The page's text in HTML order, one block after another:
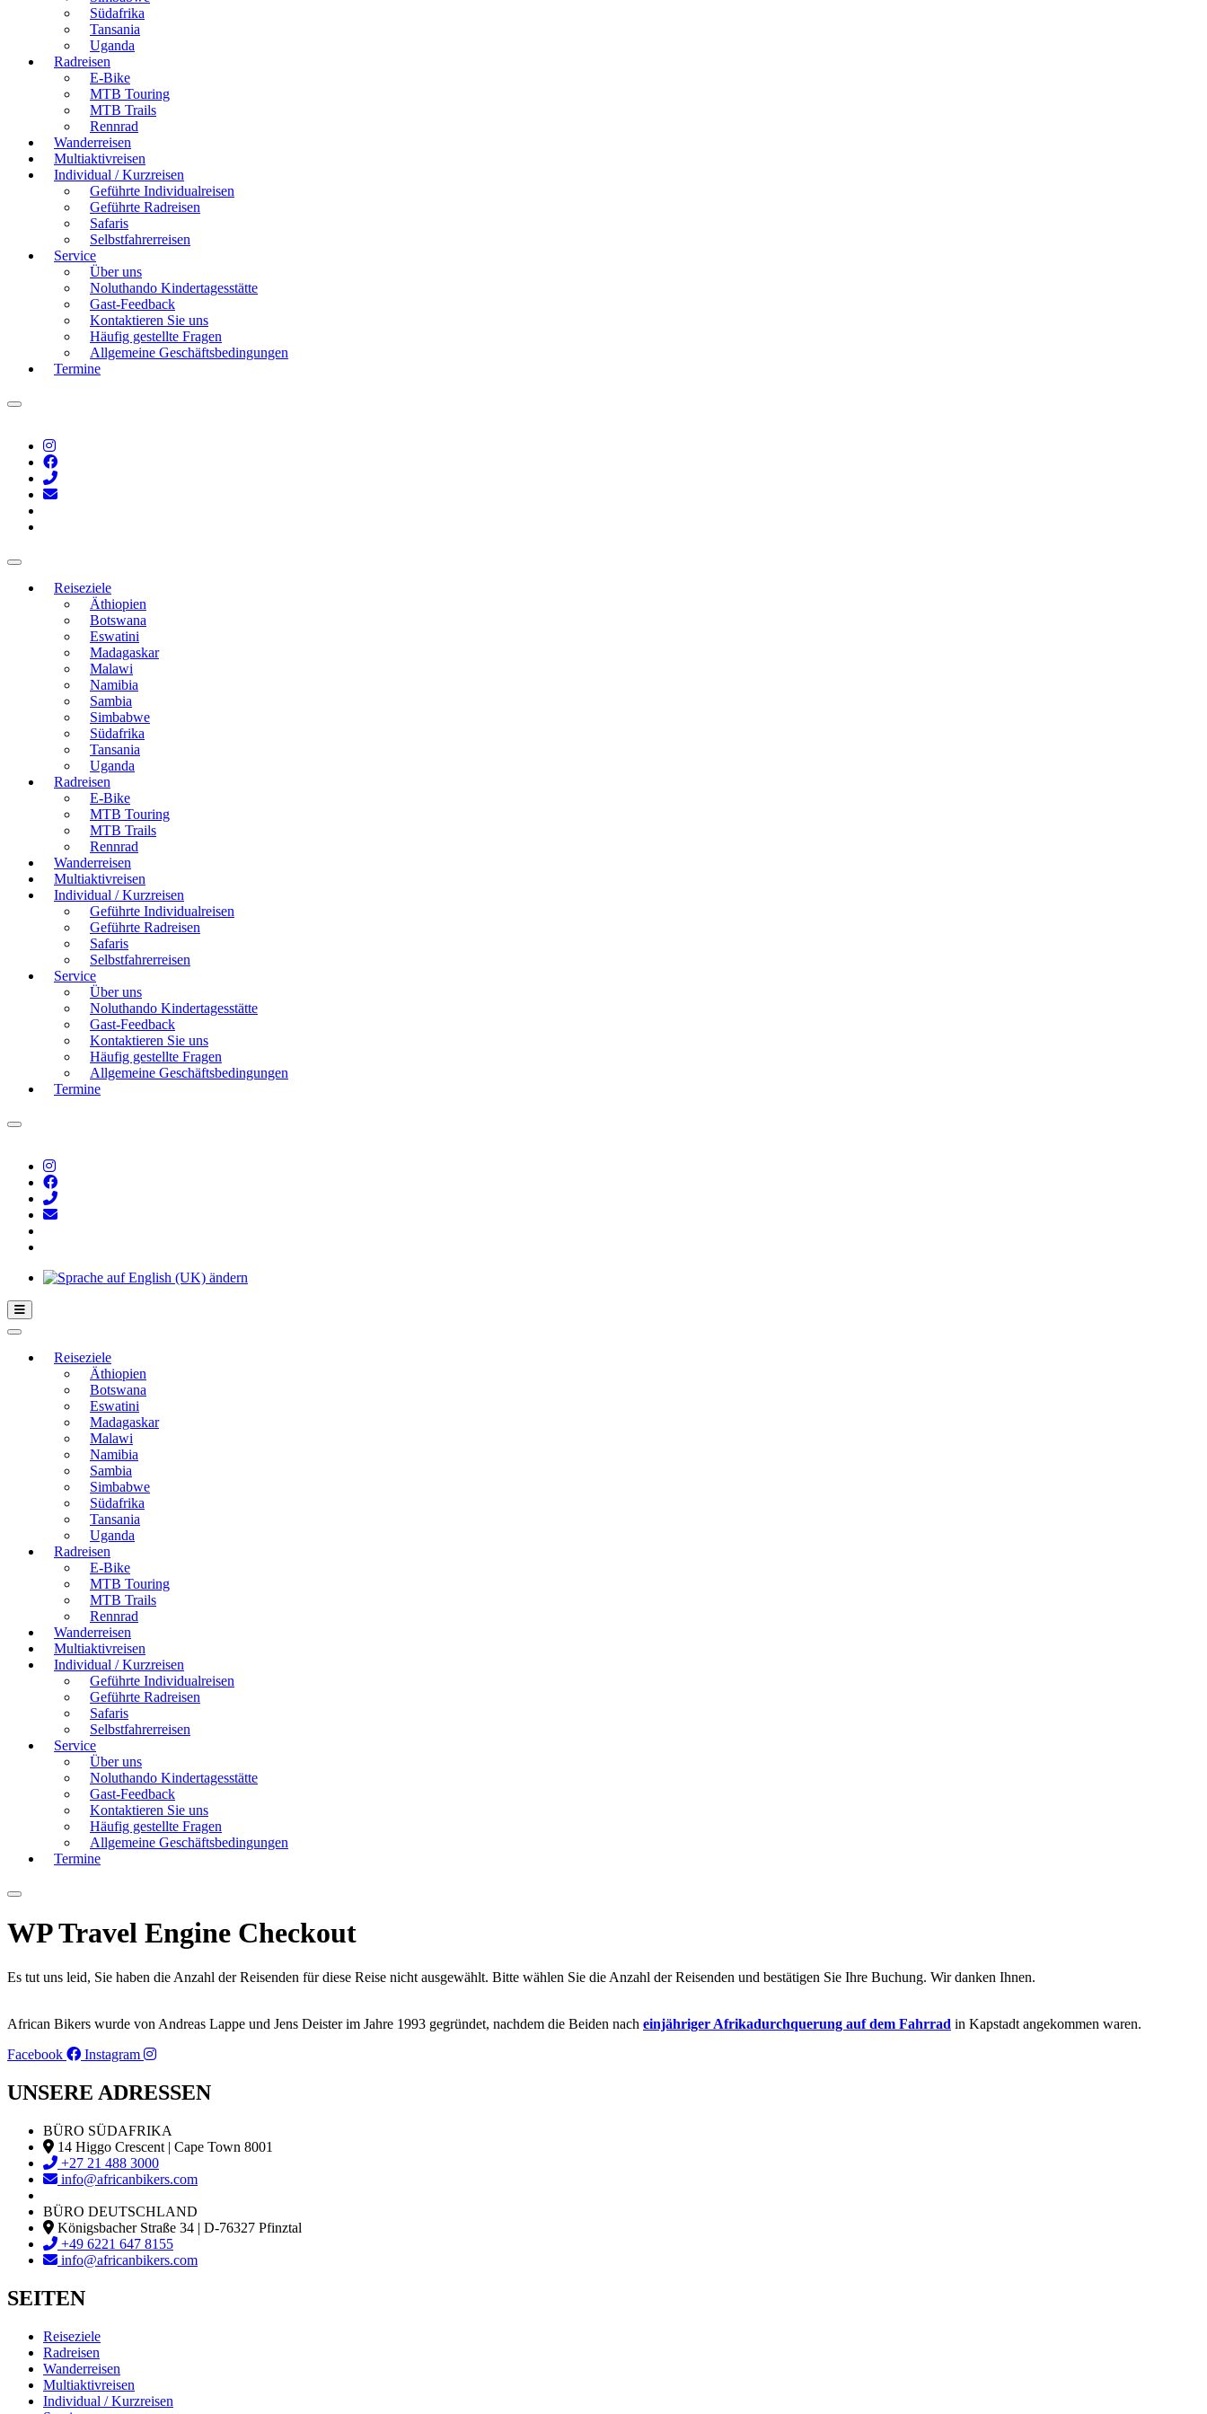
Südafrika
Tansania
Uganda
Radreisen
E-Bike
MTB Touring
MTB Trails
Rennrad
Wanderreisen
Multiaktivreisen
Individual / Kurzreisen
Geführte Individualreisen
Geführte Radreisen
Safaris
Selbstfahrerreisen
Service
Über uns
Noluthando Kindertagesstätte
Gast-Feedback
Kontaktieren Sie uns
Häufig gestellte Fragen
Allgemeine Geschäftsbedingungen
Termine
Reiseziele
Äthiopien
Botswana
Eswatini
Madagaskar
Malawi
Namibia
Sambia
Simbabwe
Südafrika
Tansania
Uganda
Radreisen
E-Bike
MTB Touring
MTB Trails
Rennrad
Wanderreisen
Multiaktivreisen
Individual / Kurzreisen
Geführte Individualreisen
Geführte Radreisen
Safaris
Selbstfahrerreisen
Service
Über uns
Noluthando Kindertagesstätte
Gast-Feedback
Kontaktieren Sie uns
Häufig gestellte Fragen
Allgemeine Geschäftsbedingungen
Termine
Hamburger Toggle-Menü
Reiseziele
Äthiopien
Botswana
Eswatini
Madagaskar
Malawi
Namibia
Sambia
Simbabwe
Südafrika
Tansania
Uganda
Radreisen
E-Bike
MTB Touring
MTB Trails
Rennrad
Wanderreisen
Multiaktivreisen
Individual / Kurzreisen
Geführte Individualreisen
Geführte Radreisen
Safaris
Selbstfahrerreisen
Service
Über uns
Noluthando Kindertagesstätte
Gast-Feedback
Kontaktieren Sie uns
Häufig gestellte Fragen
Allgemeine Geschäftsbedingungen
Termine
WP Travel Engine Checkout
Es tut uns leid, Sie haben die Anzahl der Reisenden für diese Reise nicht ausgewählt. Bitte wählen Sie die Anzahl der Reisenden und bestätigen Sie Ihre Buchung. Wir danken Ihnen.
African Bikers wurde von Andreas Lappe und Jens Deister im Jahre 1993 gegründet, nachdem die Beiden nach einjähriger Afrikadurchquerung auf dem Fahrrad in Kapstadt angekommen waren.
Facebook
Instagram
UNSERE ADRESSEN
BÜRO SÜDAFRIKA
14 Higgo Crescent | Cape Town 8001
+27 21 488 3000
info@africanbikers.com
BÜRO DEUTSCHLAND
Königsbacher Straße 34 | D-76327 Pfinztal
+49 6221 647 8155
info@africanbikers.com
SEITEN
Reiseziele
Radreisen
Wanderreisen
Multiaktivreisen
Individual / Kurzreisen